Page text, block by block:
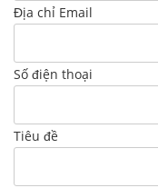
Địa chỉ Email
Số điện thoại
Tiêu đề